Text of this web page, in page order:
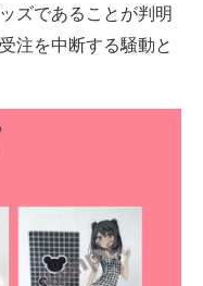
ズであることが判明
注を中断する騒動と